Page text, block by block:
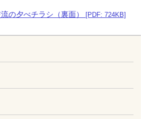
の夕べチラシ（裏面） [PDF: 724KB]